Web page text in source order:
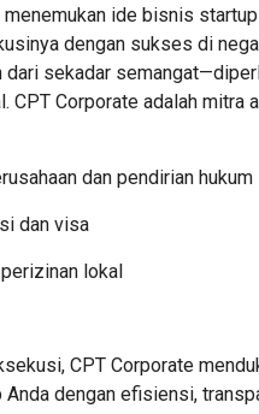
menemukan ide bisnis
dengan sukses di
dari sekadar
CPT Corporate adalah mitra
dan pendirian hukum
dan visa
lokal
CPT Corporate
Anda dengan efisiensi,